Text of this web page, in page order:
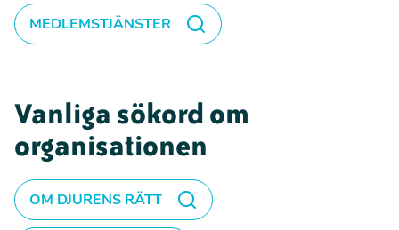
MEDLEMSTJÄNSTER
Vanliga sökord om
organisationen
OM DJURENS RÄTT